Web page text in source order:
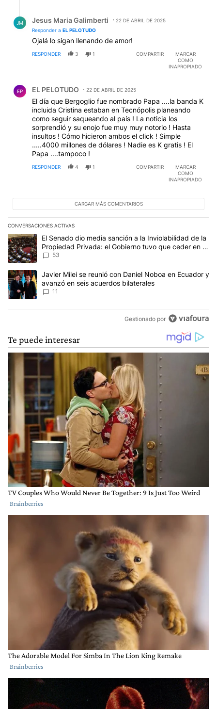
JM Jesus Maria Galimberti
22 DE ABRIL DE 2025
Responder a EL PELOTUDO
Ojalá lo sigan llenando de amor!
RESPONDER 3 1 COMPARTIR
MARCAR
COMO
INAPROPIADO
EP EL PELOTUDO 22 DE ABRIL DE 2025
El día que Bergoglio fue nombrado Papa ....la banda K
incluida Cristina estaban en Tecnópolis planeando
como seguir saqueando al país ! La noticia los
sorprendió y su enojo fue muy muy notorio ! Hasta
insultos ! Cómo hicieron ambos el click ! Simple
.....4000 millones de dólares ! Nadie es K gratis ! El
Papa ....tampoco !
RESPONDER 4 1 COMPARTIR
MARCAR
COMO
INAPROPIADO
CARGAR MÁS COMENTARIOS
CONVERSACIONES ACTIVAS
Este listado muestra los artículos con más comentarios en los
Un artículo de tendencia con el título "El Senado dio media
El Senado dio media sanción a la Inviolabilidad de la
Propiedad Privada: el Gobierno tuvo que ceder en la
Ley del Manejo del Fuego
53
Un artículo de tendencia con el título "Javier Milei se reunió con
Javier Milei se reunió con Daniel Noboa en Ecuador y
avanzó en seis acuerdos bilaterales
11
Gestionado por